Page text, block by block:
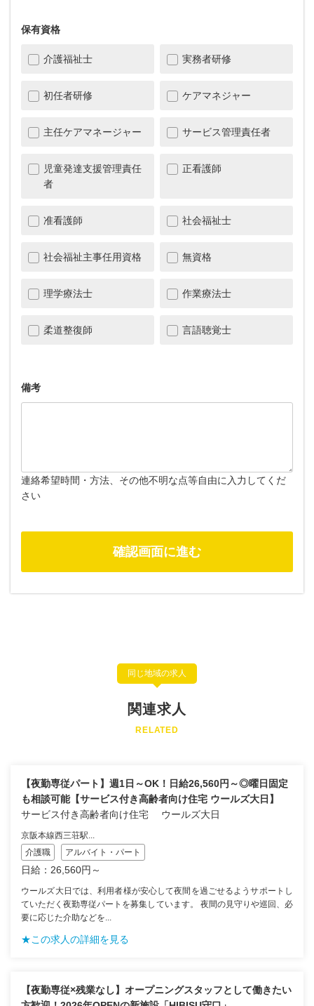
保有資格
介護福祉士 実務者研修
初任者研修 ケアマネジャー
主任ケアマネージャー サービス管理責任者
児童発達支援管理責任
者
正看護師
准看護師 社会福祉士
社会福祉主事任用資格 無資格
理学療法士 作業療法士
柔道整復師 言語聴覚士
備考
連絡希望時間・方法、その他不明な点等自由に入力してくだ
さい
同じ地域の求人
関連求人
RELATED
【夜勤専従パート】週1日～OK！日給26,560円～◎曜日固定
も相談可能【サービス付き高齢者向け住宅 ウールズ大日】
サービス付き高齢者向け住宅 ウールズ大日
京阪本線西三荘駅...
介護職
アルバイト・パート
日給：26,560円～
ウールズ大日では、利用者様が安心して夜間を過ごせるようサポートし
ていただく夜勤専従パートを募集しています。 夜間の見守りや巡回、必
要に応じた介助などを...
★この求人の詳細を見る
【夜勤専従×残業なし】オープニングスタッフとして働きたい